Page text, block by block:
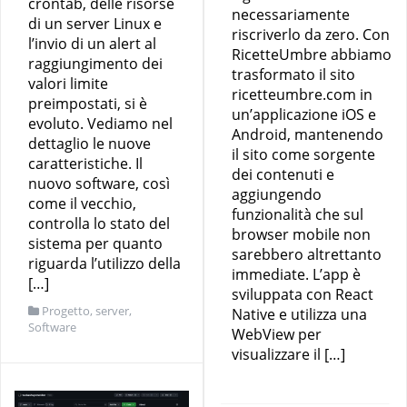
di un server Linux e
l’invio di un alert al
raggiungimento dei
valori limite
preimpostati, si è
evoluto. Vediamo nel
dettaglio le nuove
caratteristiche. Il
nuovo software, così
come il vecchio,
controlla lo stato del
sistema per quanto
riguarda l’utilizzo della
[…]
Progetto, server,
Software
necessariamente
riscriverlo da zero. Con
RicetteUmbre abbiamo
trasformato il sito
ricetteumbre.com in
un’applicazione iOS e
Android, mantenendo
il sito come sorgente
dei contenuti e
aggiungendo
funzionalità che sul
browser mobile non
sarebbero altrettanto
immediate. L’app è
sviluppata con React
Native e utilizza una
WebView per
visualizzare il […]